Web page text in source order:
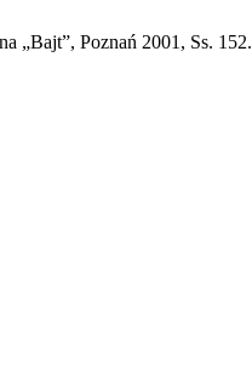
„Bajt”, Poznań 2001, Ss. 152.